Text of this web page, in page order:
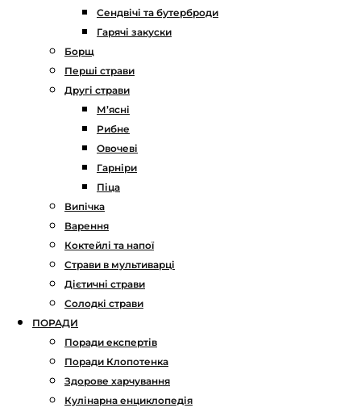
Сендвічі та бутерброди
Гарячі закуски
Борщ
Перші страви
Другі страви
М’ясні
Рибне
Овочеві
Гарніри
Піца
Випічка
Варення
Коктейлі та напої
Страви в мультиварці
Дієтичні страви
Солодкі страви
ПОРАДИ
Поради експертів
Поради Клопотенка
Здорове харчування
Кулінарна енциклопедія